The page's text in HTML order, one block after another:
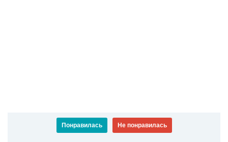
Понравилась Не понравилась